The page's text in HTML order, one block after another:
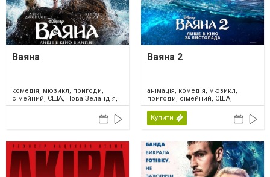
Ваяна
комедія, мюзикл, пригоди,
сімейний, США, Нова Зеландія,
2026
Ваяна 2
анімація, комедія, мюзикл,
пригоди, сімейний, США,
Канада, 2024
Купити